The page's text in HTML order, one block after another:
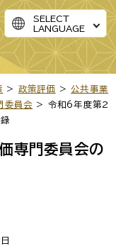
SELECT
LANGUAGE
> 政策評価 >公共事業
委員会 > 令和6年度第2
専門委員会の